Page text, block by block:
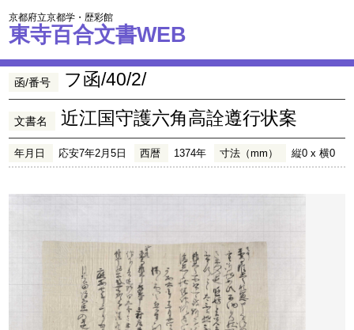
京都府立京都学・歴彩館
東寺百合文書WEB
函/番号 フ函/40/2/
文書名 近江国守護六角高詮遵行状案
年月日 応安7年2月5日 西暦 1374年 寸法（mm） 縦0 x 横0